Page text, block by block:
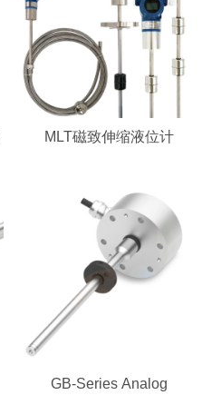
MLT磁致伸缩液位计
GB-Series Analog